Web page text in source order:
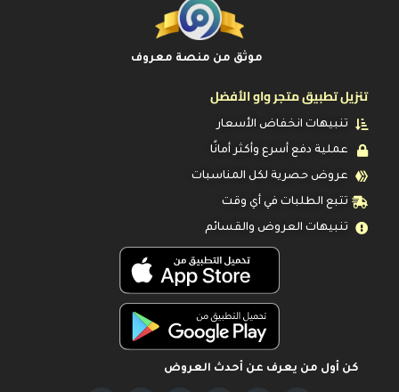
موثق من منصة معروف
تنزيل تطبيق متجر واو الأفضل
تنبيهات انخفاض الأسعار
عملية دفع أسرع وأكثر أمانًا
عروض حصرية لكل المناسبات
تتبع الطلبات في أي وقت
تنبيهات العروض والقسائم
كن أول من يعرف عن أحدث العروض